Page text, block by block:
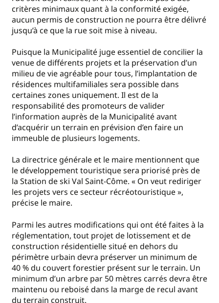
critères minimaux quant à la conformité exigée,
aucun permis de construction ne pourra être délivré
jusqu’à ce que la rue soit mise à niveau.
Puisque la Municipalité juge essentiel de concilier la
venue de différents projets et la préservation d’un
milieu de vie agréable pour tous, l’implantation de
résidences multifamiliales sera possible dans
certaines zones uniquement. Il est de la
responsabilité des promoteurs de valider
l’information auprès de la Municipalité avant
d’acquérir un terrain en prévision d’en faire un
immeuble de plusieurs logements.
La directrice générale et le maire mentionnent que
le développement touristique sera priorisé près de
la Station de ski Val Saint-Côme. « On veut rediriger
les projets vers ce secteur récréotouristique »,
précise le maire.
Parmi les autres modifications qui ont été faites à la
réglementation, tout projet de lotissement et de
construction résidentielle situé en dehors du
périmètre urbain devra préserver un minimum de
40 % du couvert forestier présent sur le terrain. Un
minimum d’un arbre par 50 mètres carrés devra être
maintenu ou reboisé dans la marge de recul avant
du terrain construit.